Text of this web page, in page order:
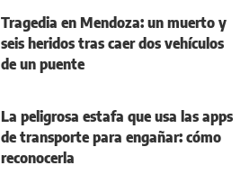
Tragedia en Mendoza: un muerto y
seis heridos tras caer dos vehículos
de un puente
La peligrosa estafa que usa las apps
de transporte para engañar: cómo
reconocerla